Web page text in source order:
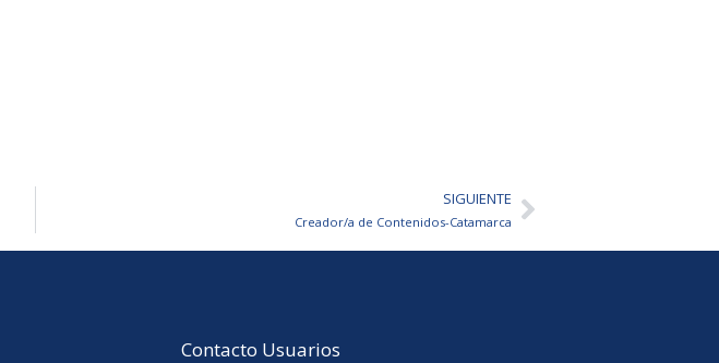
SIGUIENTE
Creador/a de Contenidos-CatamarcaSiguiente
Contacto Usuarios